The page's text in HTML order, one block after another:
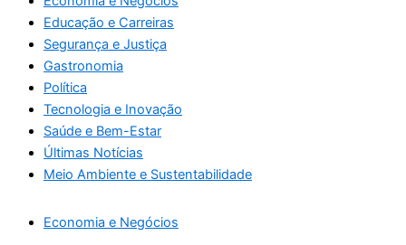
Educação e Carreiras
Segurança e Justiça
Gastronomia
Política
Tecnologia e Inovação
Saúde e Bem-Estar
Últimas Notícias
Meio Ambiente e Sustentabilidade
Economia e Negócios